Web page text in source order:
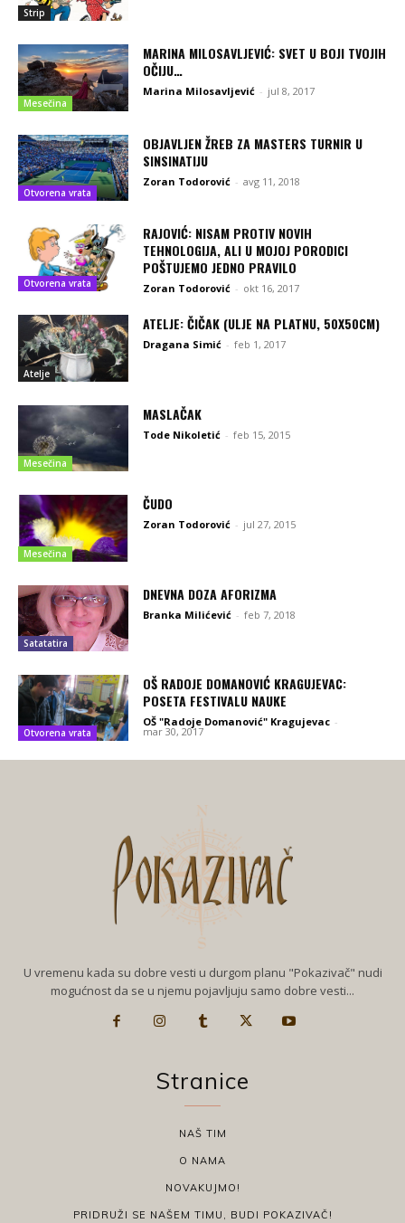
Strip
Mesečina
MARINA MILOSAVLJEVIĆ: SVET U BOJI TVOJIH
OČIJU…
Marina Milosavljević - jul 8, 2017
Otvorena vrata
OBJAVLJEN ŽREB ZA MASTERS TURNIR U
SINSINATIJU
Zoran Todorović - avg 11, 2018
Otvorena vrata
RAJOVIĆ: NISAM PROTIV NOVIH
TEHNOLOGIJA, ALI U MOJOJ PORODICI
POŠTUJEMO JEDNO PRAVILO
Zoran Todorović - okt 16, 2017
Atelje
ATELJE: ČIČAK (ULJE NA PLATNU, 50X50CM)
Dragana Simić - feb 1, 2017
Mesečina
MASLAČAK
Tode Nikoletić - feb 15, 2015
Mesečina
ČUDO
Zoran Todorović - jul 27, 2015
Satatatira
DNEVNA DOZA AFORIZMA
Branka Milićević - feb 7, 2018
Otvorena vrata
OŠ RADOJE DOMANOVIĆ KRAGUJEVAC:
POSETA FESTIVALU NAUKE
OŠ "Radoje Domanović" Kragujevac -
mar 30, 2017
U vremenu kada su dobre vesti u durgom planu "Pokazivač" nudi
mogućnost da se u njemu pojavljuju samo dobre vesti...
Stranice
NAŠ TIM
O NAMA
NOVAKUJMO!
PRIDRUŽI SE NAŠEM TIMU, BUDI POKAZIVAČ!